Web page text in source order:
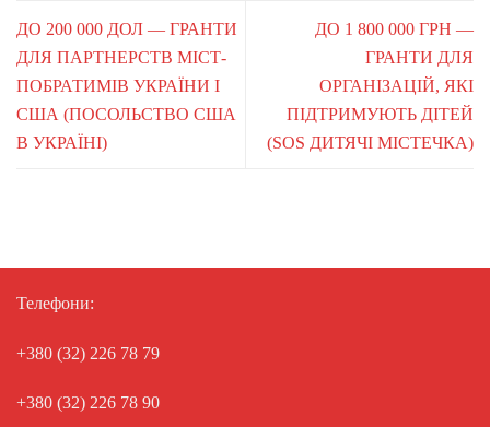
ДО 200 000 ДОЛ — ГРАНТИ
ДЛЯ ПАРТНЕРСТВ МІСТ-
ПОБРАТИМІВ УКРАЇНИ І
США (ПОСОЛЬСТВО США
В УКРАЇНІ)
ДО 1 800 000 ГРН —
ГРАНТИ ДЛЯ
ОРГАНІЗАЦІЙ, ЯКІ
ПІДТРИМУЮТЬ ДІТЕЙ
(SOS ДИТЯЧІ МІСТЕЧКА)
Телефони:
+380 (32) 226 78 79
+380 (32) 226 78 90